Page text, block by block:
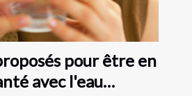
pour être en
avec l'eau